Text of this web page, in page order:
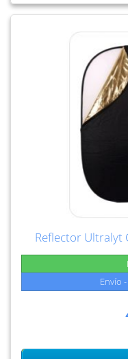
Reflector Ultralyt
Envío